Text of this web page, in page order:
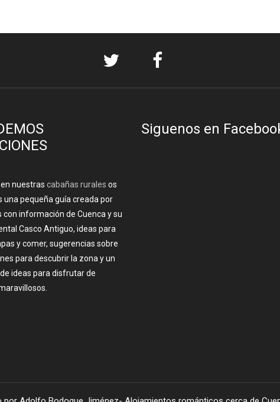
nuestras cabañas rurales os
una pequeña guía creada por
con información de Cuenca y su
Casco Antiguo, ideas para
y comer, sugerencias sobre
para descubrir la zona y un
ideas para disfrutar de
Siguenos en